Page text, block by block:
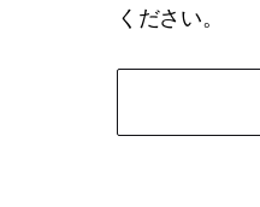
ください。